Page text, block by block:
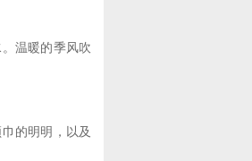
温暖的季风吹
的明明，以及